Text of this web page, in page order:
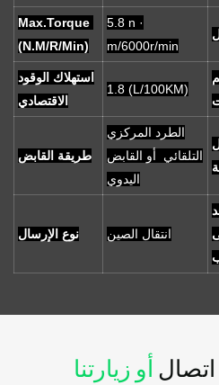
Max.Torque
(N.M/R/Min)
5.8 n ·
m/6000r/min
استهلاك الوقود
الاقتصادي
1.8 (L/100KM)
طريقة القابض
الطرد المركزي
التلقائي أو القابض
اليدوي
نوع الإرسال انتقال الصين
أو زيارتنا